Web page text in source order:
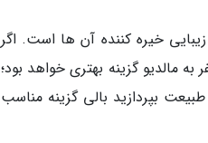
خیره کننده آن ها است. اگر
مالدیو گزینه بهتری خواهد بود؛
بپردازید بالی گزینه مناسب